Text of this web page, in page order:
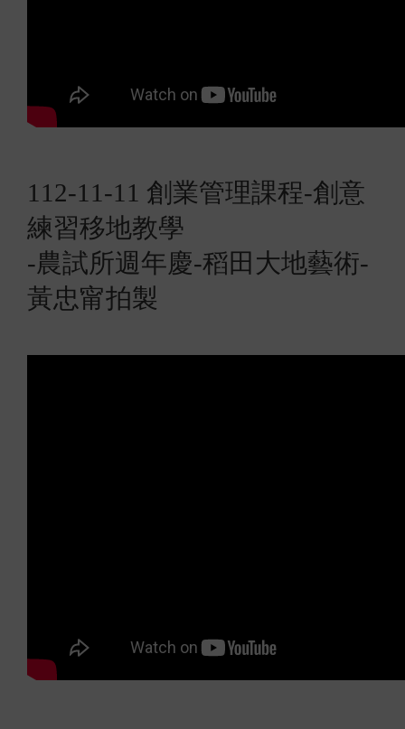
112-11-11 創業管理課程-創意
練習移地教學
-農試所週年慶-稻田大地藝術-
黃忠甯拍製